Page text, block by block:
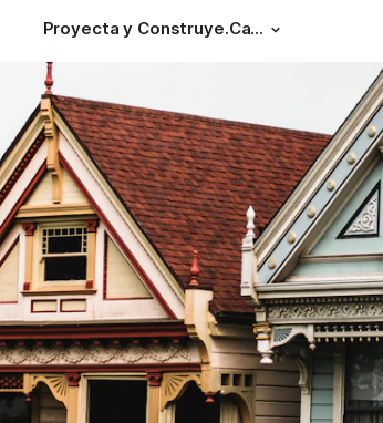
Proyecta y Construye.Casa